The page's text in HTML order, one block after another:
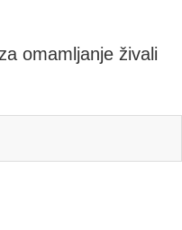
omamljanje živali